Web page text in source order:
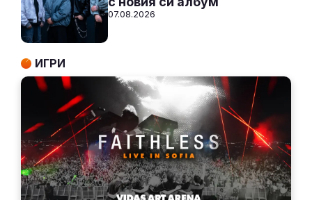
07.08.2026
ИГРИ